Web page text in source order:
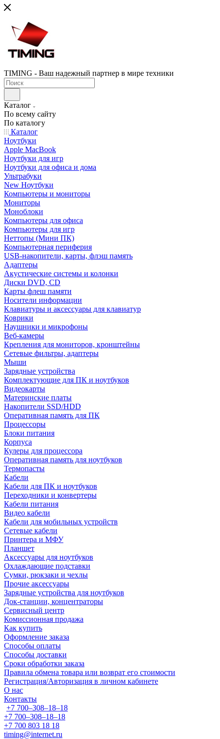
TIMING - Ваш надежный партнер в мире техники
Каталог
По всему сайту
По каталогу
Каталог
Ноутбуки
Apple MacBook
Ноутбуки для игр
Ноутбуки для офиса и дома
Ультрабуки
New Ноутбуки
Компьютеры и мониторы
Мониторы
Моноблоки
Компьютеры для офиса
Компьютеры для игр
Неттопы (Мини ПК)
Компьютерная периферия
USB-накопители, карты, флэш память
Адаптеры
Акустические системы и колонки
Диски DVD, CD
Карты флеш памяти
Носители информации
Клавиатуры и аксессуары для клавиатур
Коврики
Наушники и микрофоны
Веб-камеры
Крепления для мониторов, кронштейны
Сетевые фильтры, адаптеры
Мыши
Зарядные устройства
Комплектующие для ПК и ноутбуков
Видеокарты
Материнские платы
Накопители SSD/HDD
Оперативная память для ПК
Процессоры
Блоки питания
Корпуса
Кулеры для процессора
Оперативная память для ноутбуков
Термопасты
Кабели
Кабели для ПК и ноутбуков
Переходники и конвертеры
Кабели питания
Видео кабели
Кабели для мобильных устройств
Сетевые кабели
Принтера и МФУ
Планшет
Аксессуары для ноутбуков
Охлаждающие подставки
Сумки, рюкзаки и чехлы
Прочие аксессуары
Зарядные устройства для ноутбуков
Док-станции, концентраторы
Сервисный центр
Комиссионная продажа
Как купить
Оформление заказа
Способы оплаты
Способы доставки
Сроки обработки заказа
Правила обмена товара или возврат его стоимости
Регистрация/Авторизация в личном кабинете
О нас
Контакты
+7 700‒308‒18‒18
+7 700‒308‒18‒18
+7 700 803 18 18
timing@internet.ru